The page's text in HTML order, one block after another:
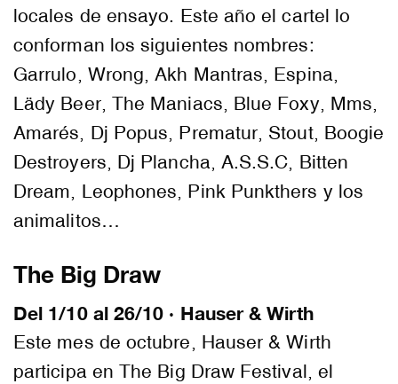
locales de ensayo. Este año el cartel lo
conforman los siguientes nombres:
Garrulo, Wrong, Akh Mantras, Espina,
Lädy Beer, The Maniacs, Blue Foxy, Mms,
Amarés, Dj Popus, Prematur, Stout, Boogie
Destroyers, Dj Plancha, A.S.S.C, Bitten
Dream, Leophones, Pink Punkthers y los
animalitos…
The Big Draw
Del 1/10 al 26/10 · Hauser & Wirth
Este mes de octubre, Hauser & Wirth
participa en The Big Draw Festival, el